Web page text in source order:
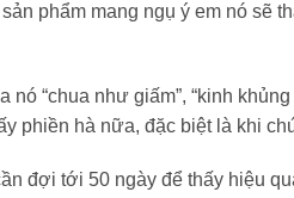
sản phẩm mang ngụ ý em nó
nó “chua như giấm”, “kinh
phiền hà nữa, đặc biệt là khi
đợi tới 50 ngày để thấy hiệu